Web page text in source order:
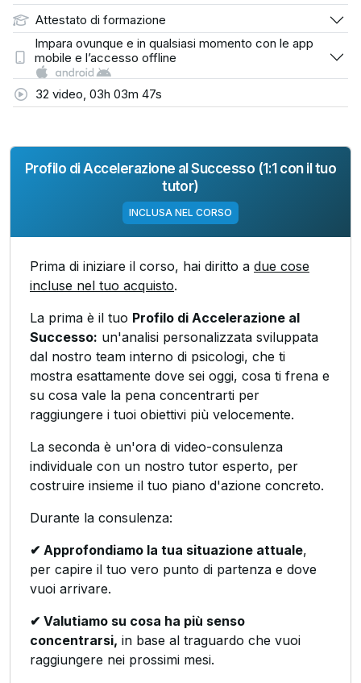
Attestato di formazione
Impara ovunque e in qualsiasi momento con le app
mobile e l’accesso offline
32 video, 03h 03m 47s
Profilo di Accelerazione al Successo (1:1 con il tuo
tutor)
INCLUSA NEL CORSO
Prima di iniziare il corso, hai diritto a due cose
incluse nel tuo acquisto.
La prima è il tuo Profilo di Accelerazione al
Successo: un'analisi personalizzata sviluppata
dal nostro team interno di psicologi, che ti
mostra esattamente dove sei oggi, cosa ti frena e
su cosa vale la pena concentrarti per
raggiungere i tuoi obiettivi più velocemente.
La seconda è un'ora di video-consulenza
individuale con un nostro tutor esperto, per
costruire insieme il tuo piano d'azione concreto.
Durante la consulenza:
✔ Approfondiamo la tua situazione attuale,
per capire il tuo vero punto di partenza e dove
vuoi arrivare.
✔ Valutiamo su cosa ha più senso
concentrarsi, in base al traguardo che vuoi
raggiungere nei prossimi mesi.